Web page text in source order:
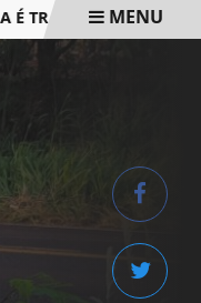
PARA HOJE (30)
MENU